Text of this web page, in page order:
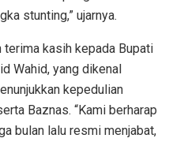
stunting,” ujarnya.
terima kasih kepada Bupati
Wahid, yang dikenal
kepedulian
Baznas. “Kami berharap
bulan lalu resmi menjabat,